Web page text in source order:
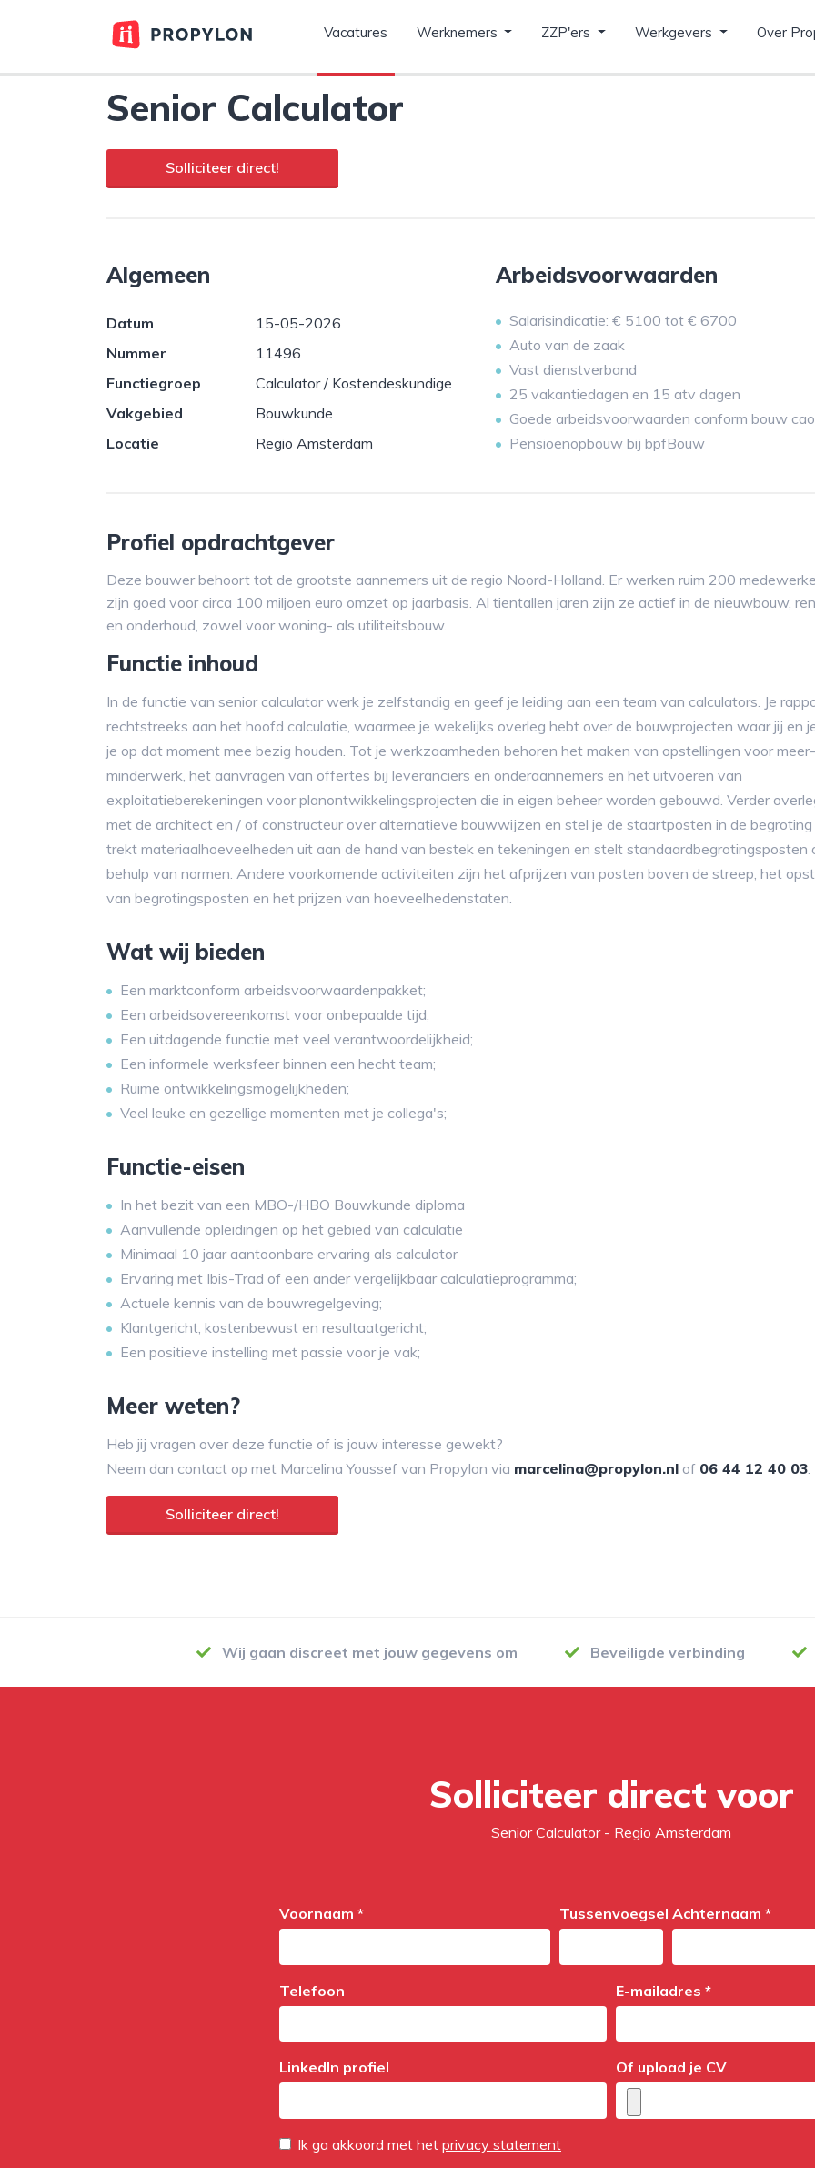
Vacatures Werknemers ZZP'ers Werkgevers Over
Senior Calculator
Solliciteer direct!
Algemeen
Datum
15-05-2026
Nummer
11496
Functiegroep
Calculator / Kostendeskundige
Vakgebied
Bouwkunde
Locatie
Regio Amsterdam
Arbeidsvoorwaarden
Salarisindicatie: € 5100 tot € 6700
Auto van de zaak
Vast dienstverband
25 vakantiedagen en 15 atv dagen
Goede arbeidsvoorwaarden conform bouw cao
Pensioenopbouw bij bpfBouw
Profiel opdrachtgever
Deze bouwer behoort tot de grootste aannemers uit de regio Noord-Holland. Er werken ruim 200
zijn goed voor circa 100 miljoen euro omzet op jaarbasis. Al tientallen jaren zijn ze actief in de nieuwbouw,
en onderhoud, zowel voor woning- als utiliteitsbouw.
Functie inhoud
In de functie van senior calculator werk je zelfstandig en geef je leiding aan een team van calculators. Je
rechtstreeks aan het hoofd calculatie, waarmee je wekelijks overleg hebt over de bouwprojecten waar jij en
je op dat moment mee bezig houden. Tot je werkzaamheden behoren het maken van opstellingen voor
minderwerk, het aanvragen van offertes bij leveranciers en onderaannemers en het uitvoeren van
exploitatieberekeningen voor planontwikkelingsprojecten die in eigen beheer worden gebouwd. Verder
met de architect en / of constructeur over alternatieve bouwwijzen en stel je de staartposten in de begroting
trekt materiaalhoeveelheden uit aan de hand van bestek en tekeningen en stelt standaardbegrotingsposten
behulp van normen. Andere voorkomende activiteiten zijn het afprijzen van posten boven de streep, het
van begrotingsposten en het prijzen van hoeveelhedenstaten.
Wat wij bieden
Een marktconform arbeidsvoorwaardenpakket;
Een arbeidsovereenkomst voor onbepaalde tijd;
Een uitdagende functie met veel verantwoordelijkheid;
Een informele werksfeer binnen een hecht team;
Ruime ontwikkelingsmogelijkheden;
Veel leuke en gezellige momenten met je collega's;
Functie-eisen
In het bezit van een MBO-/HBO Bouwkunde diploma
Aanvullende opleidingen op het gebied van calculatie
Minimaal 10 jaar aantoonbare ervaring als calculator
Ervaring met Ibis-Trad of een ander vergelijkbaar calculatieprogramma;
Actuele kennis van de bouwregelgeving;
Klantgericht, kostenbewust en resultaatgericht;
Een positieve instelling met passie voor je vak;
Meer weten?
Heb jij vragen over deze functie of is jouw interesse gewekt?
Neem dan contact op met Marcelina Youssef van Propylon via marcelina@propylon.nl of 06 44 12 40 03.
Solliciteer direct!
Wij gaan discreet met jouw gegevens om Beveiligde verbinding
Solliciteer direct voor
Senior Calculator - Regio Amsterdam
Voornaam * Tussenvoegsel Achternaam *
Telefoon E-mailadres *
LinkedIn profiel Of upload je CV
Ik ga akkoord met het privacy statement